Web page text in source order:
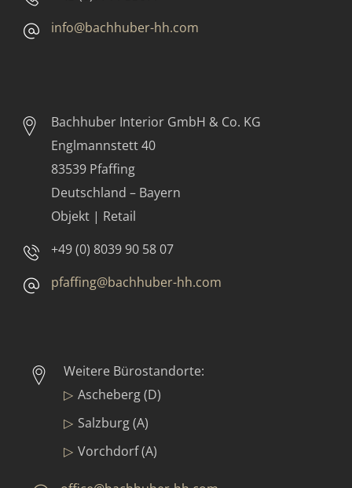
info@bachhuber-hh.com
Bachhuber Interior GmbH & Co. KG
Englmannstett 40
83539 Pfaffing
Deutschland – Bayern
Objekt | Retail
+49 (0) 8039 90 58 07
pfaffing@bachhuber-hh.com
Weitere Bürostandorte:
Ascheberg (D)
Salzburg (A)
Vorchdorf (A)